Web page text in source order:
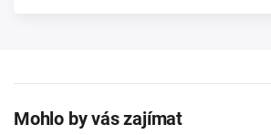
Mohlo by vás zajímat